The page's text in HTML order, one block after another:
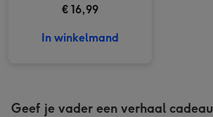
€ 16,99
In winkelmand
Geef je vader een verhaal cadeau